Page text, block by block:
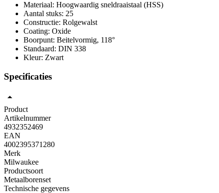
Materiaal: Hoogwaardig sneldraaistaal (HSS)
Aantal stuks: 25
Constructie: Rolgewalst
Coating: Oxide
Boorpunt: Beitelvormig, 118°
Standaard: DIN 338
Kleur: Zwart
Specificaties
Product
Artikelnummer
4932352469
EAN
4002395371280
Merk
Milwaukee
Productsoort
Metaalborenset
Technische gegevens